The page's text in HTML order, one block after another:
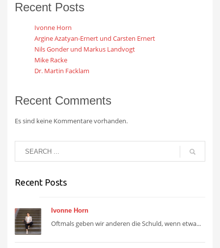
Recent Posts
Ivonne Horn
Argine Azatyan-Ernert und Carsten Ernert
Nils Gonder und Markus Landvogt
Mike Racke
Dr. Martin Facklam
Recent Comments
Es sind keine Kommentare vorhanden.
Recent Posts
Ivonne Horn
Oftmals geben wir anderen die Schuld, wenn etwa...